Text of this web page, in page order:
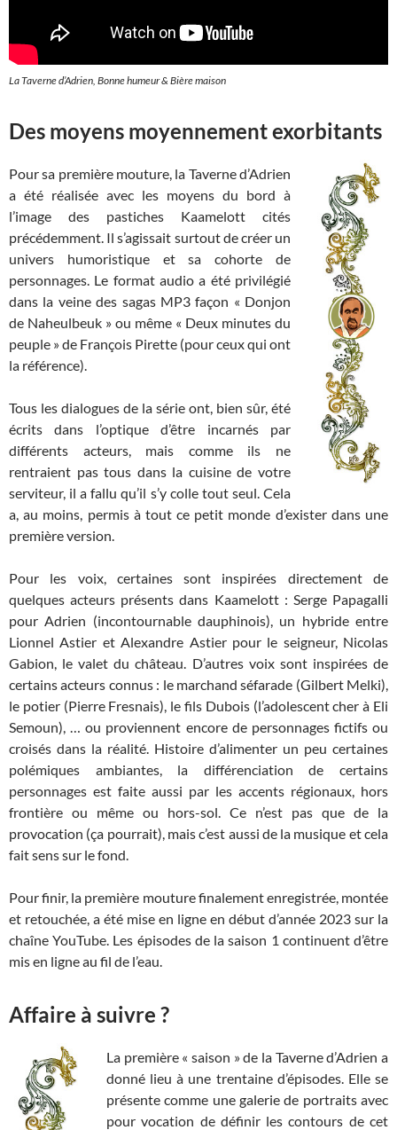
La Taverne d’Adrien, Bonne humeur & Bière maison
Des moyens moyennement exorbitants
Pour sa première mouture, la Taverne d’Adrien
a été réalisée avec les moyens du bord à
l’image des pastiches Kaamelott cités
précédemment. Il s’agissait surtout de créer un
univers humoristique et sa cohorte de
personnages. Le format audio a été privilégié
dans la veine des sagas MP3 façon « Donjon
de Naheulbeuk » ou même « Deux minutes du
peuple » de François Pirette (pour ceux qui ont
la référence).
Tous les dialogues de la série ont, bien sûr, été
écrits dans l’optique d’être incarnés par
différents acteurs, mais comme ils ne
rentraient pas tous dans la cuisine de votre
serviteur, il a fallu qu’il s’y colle tout seul. Cela
a, au moins, permis à tout ce petit monde d’exister dans une
première version.
Pour les voix, certaines sont inspirées directement de
quelques acteurs présents dans Kaamelott : Serge Papagalli
pour Adrien (incontournable dauphinois), un hybride entre
Lionnel Astier et Alexandre Astier pour le seigneur, Nicolas
Gabion, le valet du château. D’autres voix sont inspirées de
certains acteurs connus : le marchand séfarade (Gilbert Melki),
le potier (Pierre Fresnais), le fils Dubois (l’adolescent cher à Eli
Semoun), … ou proviennent encore de personnages fictifs ou
croisés dans la réalité. Histoire d’alimenter un peu certaines
polémiques ambiantes, la différenciation de certains
personnages est faite aussi par les accents régionaux, hors
frontière ou même ou hors-sol. Ce n’est pas que de la
provocation (ça pourrait), mais c’est aussi de la musique et cela
fait sens sur le fond.
Pour finir, la première mouture finalement enregistrée, montée
et retouchée, a été mise en ligne en début d’année 2023 sur la
chaîne YouTube. Les épisodes de la saison 1 continuent d’être
mis en ligne au fil de l’eau.
Affaire à suivre ?
La première « saison » de la Taverne d’Adrien a
donné lieu à une trentaine d’épisodes. Elle se
présente comme une galerie de portraits avec
pour vocation de définir les contours de cet